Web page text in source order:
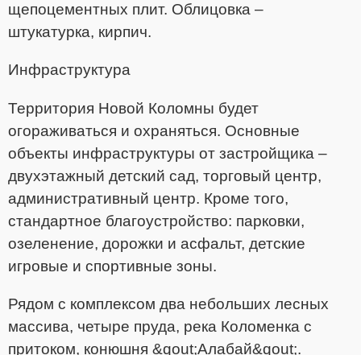
щепоцементных плит. Облицовка –
штукатурка, кирпич.
Инфраструктура
Территория Новой Коломны будет
огораживаться и охраняться. Основные
объекты инфраструктуры от застройщика –
двухэтажный детский сад, торговый центр,
административный центр. Кроме того,
стандартное благоустройство: парковки,
озеленение, дорожки и асфальт, детские
игровые и спортивные зоны.
Рядом с комплексом два небольших лесных
массива, четыре пруда, река Коломенка с
притоком, конюшня &qout;Алабай&qout;.